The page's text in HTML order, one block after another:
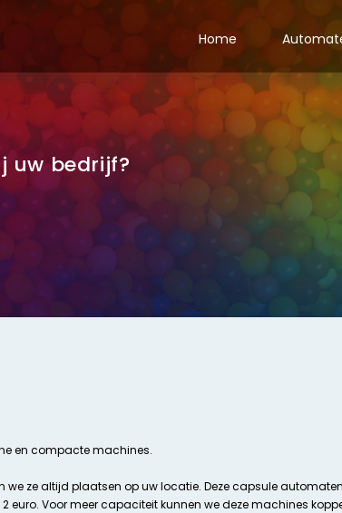
Home
uw bedrijf?
en compacte machines.
we ze altijd plaatsen op uw locatie. Deze capsule
euro. Voor meer capaciteit kunnen we deze machines